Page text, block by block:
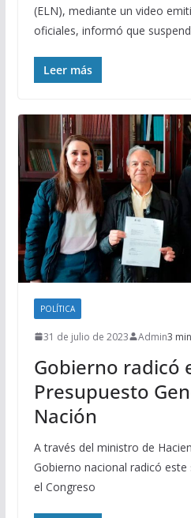
(ELN), mediante un video
oficiales, informó que
Leer más
POLÍTICA
31 de julio de 2023 Admin3
Gobierno radicó
Presupuesto
Nación
A través del ministro de
Gobierno nacional radicó
el Congreso